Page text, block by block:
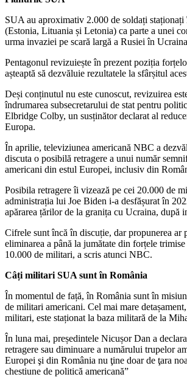
SUA au aproximativ 2.000 de soldați staționați
(Estonia, Lituania și Letonia) ca parte a unei
urma invaziei pe scară largă a Rusiei în
Pentagonul revizuiește în prezent poziția
așteaptă să dezvăluie rezultatele la sfârșitul
Deși conținutul nu este cunoscut, revizuirea
îndrumarea subsecretarului de stat pentru
Elbridge Colby, un susținător declarat al
Europa.
În aprilie, televiziunea americană NBC a
discuta o posibilă retragere a unui număr
americani din estul Europei, inclusiv din
Posibila retragere îi vizează pe cei 20.000 de
administrația lui Joe Biden i-a desfășurat în
apărarea țărilor de la granița cu Ucraina, după
Cifrele sunt încă în discuție, dar propunerea ar
eliminarea a până la jumătate din forțele
10.000 de militari, a scris atunci NBC.
Câți militari SUA sunt în România
În momentul de față, în România sunt în
de militari americani. Cel mai mare
militari, este staționat la baza militară de la
În luna mai, președintele Nicușor Dan a
retragere sau diminuare a numărului trupelor
Europei şi din România nu ţine doar de ţara
chestiune de politică americană”